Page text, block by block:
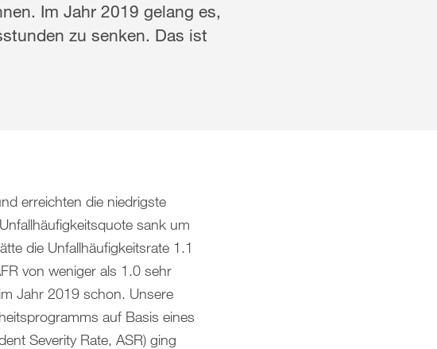
Im Jahr 2019 gelang es,
zu senken. Das ist
erreichten die niedrigste
sank um
die Unfallhäufigkeitsrate 1.1
von weniger als 1.0 sehr
Jahr 2019 schon. Unsere
auf Basis eines
Severity Rate, ASR) ging